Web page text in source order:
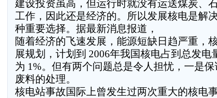
建设投资虽高，但运行时就没有运送煤炭、
工作，因此还是经济的。所以发展核电是解
种重要选择。据最新消息报道，
随着经济的飞速发展，能源短缺日趋严重，
展规划，计划到 2006年我国核电占到总发电
为 1%。但有两个问题总是令人担忧，一是
废料的处理。
核电站事故国际上曾发生过两次重大的核电